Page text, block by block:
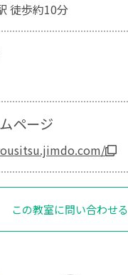
徒歩約10分
ページ
この教室に問い合わせる